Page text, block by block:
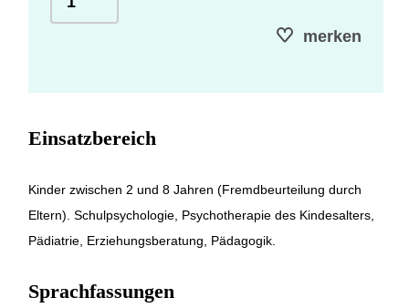
merken
Einsatzbereich
Kinder zwischen 2 und 8 Jahren (Fremdbeurteilung durch
Eltern). Schulpsychologie, Psychotherapie des Kindesalters,
Pädiatrie, Erziehungsberatung, Pädagogik.
Sprachfassungen